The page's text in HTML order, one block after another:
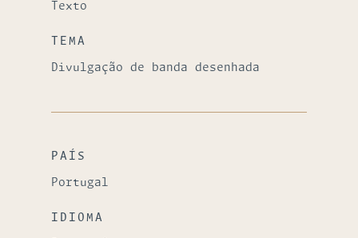
Texto
TEMA
Divulgação de banda desenhada
PAÍS
Portugal
IDIOMA